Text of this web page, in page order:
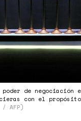
de
con el
AFP)